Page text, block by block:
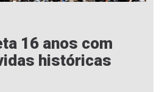
16 anos com
históricas